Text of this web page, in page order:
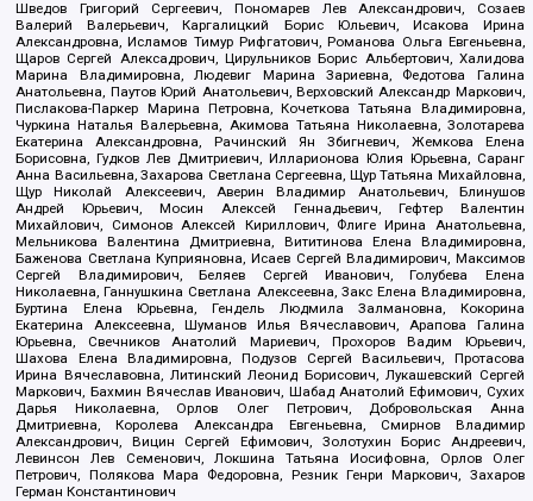
Шведов Григорий Сергеевич, Пономарев Лев Александрович, Созаев
Валерий Валерьевич, Каргалицкий Борис Юльевич, Исакова Ирина
Александровна, Исламов Тимур Рифгатович, Романова Ольга Евгеньевна,
Щаров Сергей Алексадрович, Цирульников Борис Альбертович, Халидова
Марина Владимировна, Людевиг Марина Зариевна, Федотова Галина
Анатольевна, Паутов Юрий Анатольевич, Верховский Александр Маркович,
Пислакова-Паркер Марина Петровна, Кочеткова Татьяна Владимировна,
Чуркина Наталья Валерьевна, Акимова Татьяна Николаевна, Золотарева
Екатерина Александровна, Рачинский Ян Збигневич, Жемкова Елена
Борисовна, Гудков Лев Дмитриевич, Илларионова Юлия Юрьевна, Саранг
Анна Васильевна, Захарова Светлана Сергеевна, Щур Татьяна Михайловна,
Щур Николай Алексеевич, Аверин Владимир Анатольевич, Блинушов
Андрей Юрьевич, Мосин Алексей Геннадьевич, Гефтер Валентин
Михайлович, Симонов Алексей Кириллович, Флиге Ирина Анатольевна,
Мельникова Валентина Дмитриевна, Вититинова Елена Владимировна,
Баженова Светлана Куприяновна, Исаев Сергей Владимирович, Максимов
Сергей Владимирович, Беляев Сергей Иванович, Голубева Елена
Николаевна, Ганнушкина Светлана Алексеевна, Закс Елена Владимировна,
Буртина Елена Юрьевна, Гендель Людмила Залмановна, Кокорина
Екатерина Алексеевна, Шуманов Илья Вячеславович, Арапова Галина
Юрьевна, Свечников Анатолий Мариевич, Прохоров Вадим Юрьевич,
Шахова Елена Владимировна, Подузов Сергей Васильевич, Протасова
Ирина Вячеславовна, Литинский Леонид Борисович, Лукашевский Сергей
Маркович, Бахмин Вячеслав Иванович, Шабад Анатолий Ефимович, Сухих
Дарья Николаевна, Орлов Олег Петрович, Добровольская Анна
Дмитриевна, Королева Александра Евгеньевна, Смирнов Владимир
Александрович, Вицин Сергей Ефимович, Золотухин Борис Андреевич,
Левинсон Лев Семенович, Локшина Татьяна Иосифовна, Орлов Олег
Петрович, Полякова Мара Федоровна, Резник Генри Маркович, Захаров
Герман Константинович